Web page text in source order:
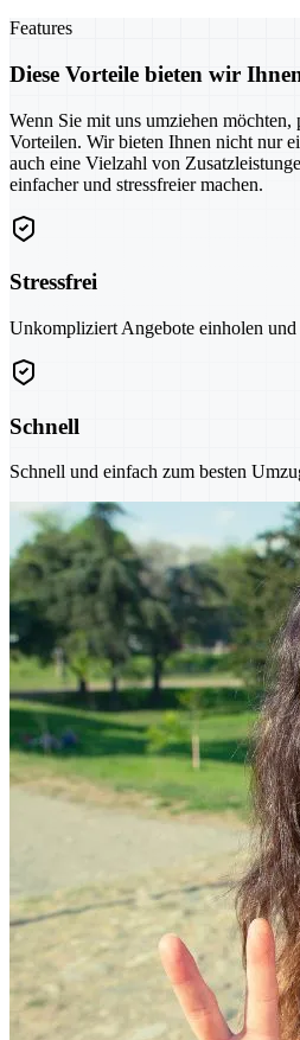
Features
Diese Vorteile bieten wir
Wenn Sie mit uns umziehen
Vorteilen. Wir bieten Ihnen nicht nur
auch eine Vielzahl von
einfacher und stressfreier machen.
Stressfrei
Unkompliziert Angebote einholen und
Schnell
Schnell und einfach zum besten